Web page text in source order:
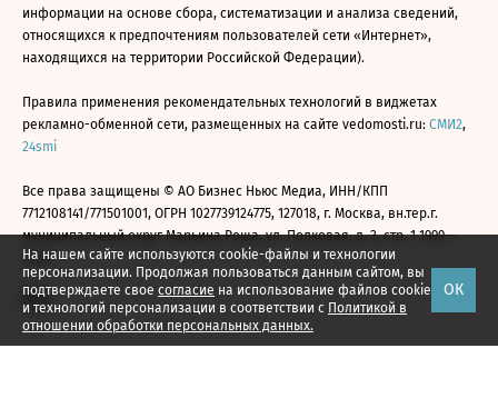
На нашем сайте используются cookie-файлы и технологии
персонализации. Продолжая пользоваться данным сайтом, вы
подтверждаете свое согласие на использование файлов cookie
и технологий персонализации в соответствии с Политикой в
отношении обработки персональных данных.
ОК
информации на основе сбора, систематизации и анализа сведений,
относящихся к предпочтениям пользователей сети «Интернет»,
находящихся на территории Российской Федерации).
Правила применения рекомендательных технологий в виджетах
рекламно-обменной сети, размещенных на сайте vedomosti.ru: СМИ2,
24smi
Все права защищены © АО Бизнес Ньюс Медиа, ИНН/КПП
7712108141/771501001, ОГРН 1027739124775, 127018, г. Москва, вн.тер.г.
муниципальный округ Марьина Роща, ул. Полковая, д. 3, стр. 1 1999—
2026